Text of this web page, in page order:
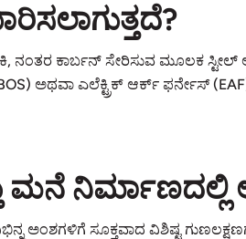
ನಂತರ ಕಾರ್ಬನ್ ಸೇರಿಸುವ ಮೂಲಕ ಸ್ಟೀಲ್
ಅಥವಾ ಎಲೆಕ್ಟ್ರಿಕ್ ಆರ್ಕ್ ಫರ್ನೇಸ್
ಮನೆ
ಅಂಶಗಳಿಗೆ ಸೂಕ್ತವಾದ ವಿಶಿಷ್ಟ